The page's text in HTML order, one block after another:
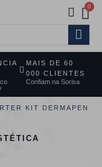
MAIS DE 60
000 CLIENTES
Confiam na Sorisa
KIT DERMAPEN